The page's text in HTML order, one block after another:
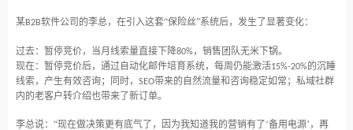
某B2B软件公司的李总，在引入这套“保险丝”系统后，发生了显著变化：
过去：暂停竞价，当月线索量直接下降80% ，销售团队无米下锅。
现在：暂停竞价后，通过自动化邮件培育系统，每周仍能激活15%-20%的沉睡
线索，产生有效咨询；同时， SEO带来的自然流量和咨询稳定如常；私域社群
内的老客户转介绍也带来了新订单。
李总说： “现在做决策更有底气了，因为我知道我的营销有了‘备用电源’，再